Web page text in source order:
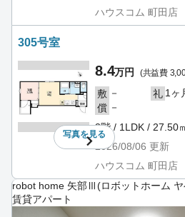
ハウスコム 町田店
305号室
写真を見る
8.4万円 (共益費
敷 － 礼 1ヶ
償 －
3階 / 1LDK / 27.50
2026/08/06 更新
ハウスコム 町田店
robot home 矢部Ⅲ(ロボットホーム ヤ
賃貸アパート